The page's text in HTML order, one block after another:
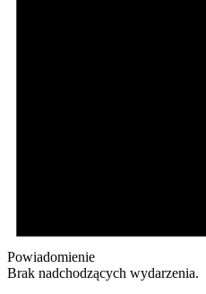
Powiadomienie
Brak nadchodzących wydarzenia.